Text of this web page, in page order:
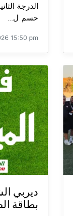
الدرجة
حسم ل...
15:50 pm
بطاقة